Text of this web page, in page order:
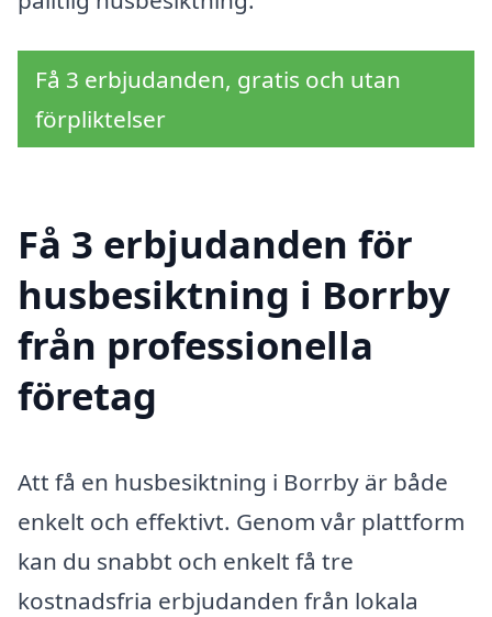
Få 3 erbjudanden, gratis och utan
förpliktelser
Få 3 erbjudanden för
husbesiktning i Borrby
från professionella
företag
Att få en husbesiktning i Borrby är både
enkelt och effektivt. Genom vår plattform
kan du snabbt och enkelt få tre
kostnadsfria erbjudanden från lokala